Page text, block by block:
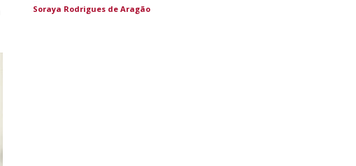
Soraya Rodrigues de Aragão